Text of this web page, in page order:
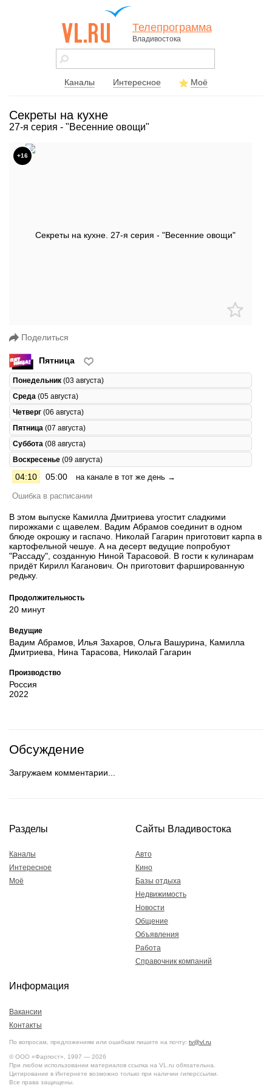
vl.ru - сайт
города
Телепрограмма
Владивостока
Каналы Интересное Моё
Секреты на кухне
27-я серия - "Весенние овощи"
+16
Поделиться
Пятница
Понедельник (03 августа)
Среда (05 августа)
Четверг (06 августа)
Пятница (07 августа)
Суббота (08 августа)
Воскресенье (09 августа)
04:10 05:00 на канале в тот же день →
Ошибка в расписании
В этом выпуске Камилла Дмитриева угостит сладкими
пирожками с щавелем. Вадим Абрамов соединит в одном
блюде окрошку и гаспачо. Николай Гагарин приготовит карпа в
картофельной чешуе. А на десерт ведущие попробуют
"Рассаду", созданную Ниной Тарасовой. В гости к кулинарам
придёт Кирилл Каганович. Он приготовит фаршированную
редьку.
Продолжительность
20 минут
Ведущие
Вадим Абрамов, Илья Захаров, Ольга Вашурина, Камилла
Дмитриева, Нина Тарасова, Николай Гагарин
Производство
Россия
2022
Обсуждение
Загружаем комментарии...
Разделы
Каналы
Интересное
Моё
Сайты Владивостока
Авто
Кино
Базы отдыха
Недвижимость
Новости
Общение
Объявления
Работа
Справочник компаний
Информация
Вакансии
Контакты
По вопросам, предложениям или ошибкам пишите на почту: tv@vl.ru
© ООО «Фарпост», 1997 — 2026
При любом использовании материалов ссылка на VL.ru обязательна.
Цитирование в Интернете возможно только при наличии гиперссылки.
Все права защищены.